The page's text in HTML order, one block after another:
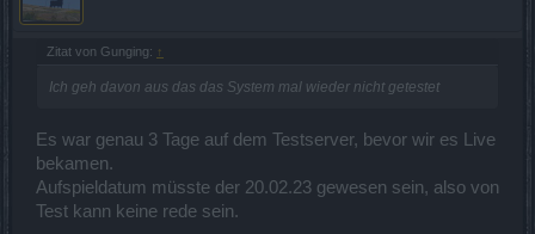
Zitat von Gunging: ↑
Ich geh davon aus das das System mal wieder nicht getestet
Es war genau 3 Tage auf dem Testserver, bevor wir es Live
bekamen.
Aufspieldatum müsste der 20.02.23 gewesen sein, also von
Test kann keine rede sein.